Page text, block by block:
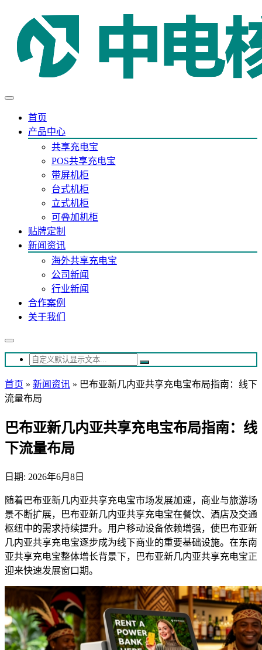
首页
产品中心
共享充电宝
POS共享充电宝
带屏机柜
台式机柜
立式机柜
可叠加机柜
贴牌定制
新闻资讯
海外共享充电宝
公司新闻
行业新闻
合作案例
关于我们
首页 » 新闻资讯 » 巴布亚新几内亚共享充电宝布局指南：线下
流量布局
巴布亚新几内亚共享充电宝布局指南：线
下流量布局
日期: 2026年6月8日
随着巴布亚新几内亚共享充电宝市场发展加速，商业与旅游场
景不断扩展，巴布亚新几内亚共享充电宝在餐饮、酒店及交通
枢纽中的需求持续提升。用户移动设备依赖增强，使巴布亚新
几内亚共享充电宝逐步成为线下商业的重要基础设施。在东南
亚共享充电宝整体增长背景下，巴布亚新几内亚共享充电宝正
迎来快速发展窗口期。